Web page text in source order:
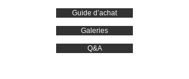
Guide d’achat
Galeries
Q&A